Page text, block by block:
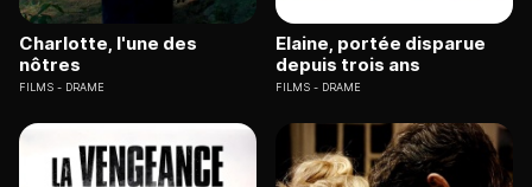
Charlotte, l'une des
nôtres
FILMS DRAME
Elaine, portée disparue
depuis trois ans
FILMS DRAME